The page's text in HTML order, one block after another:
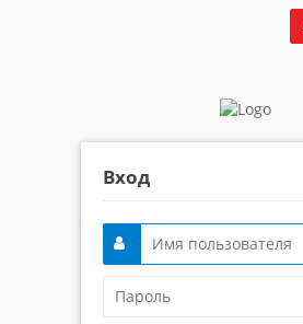
Вход